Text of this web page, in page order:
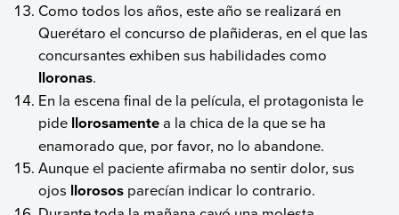
Como todos los años, este año se realizará en
Querétaro el concurso de plañideras, en el que las
concursantes exhiben sus habilidades como
lloronas.
En la escena final de la película, el protagonista le
pide llorosamentea la chica de la que se ha
enamorado que, por favor, no lo abandone.
Aunque el paciente afirmaba no sentir dolor, sus
ojos llorosos parecían indicar lo contrario.